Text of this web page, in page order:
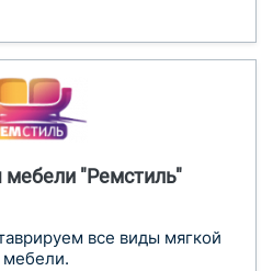
мебели "Ремстиль"
все виды мягкой
мебели.